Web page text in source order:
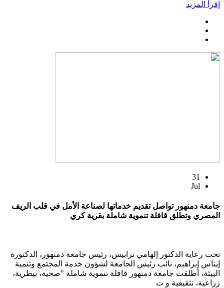
إقرأ المزيد
31
Jul
جامعة دمنهور تواصل تقديم خدماتها لصناعة الأمل في قلب الريف
المصري وتطلق قافلة تنموية شاملة بقرية كري
تحت رعاية الدكتور إلهامي ترابيس، رئيس جامعة دمنهور، الدكتورة
إيناس إبراهيم، نائب رئيس الجامعة لشؤون خدمة المجتمع وتنمية
البيئة، أطلقت جامعة دمنهور قافلة تنموية شاملة "صحية، بيطرية،
زراعية، تثقيفية و ت